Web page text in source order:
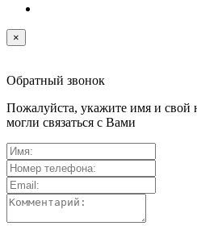
×
Обратный звонок
Пожалуйста, укажите имя и свой
могли связаться с Вами